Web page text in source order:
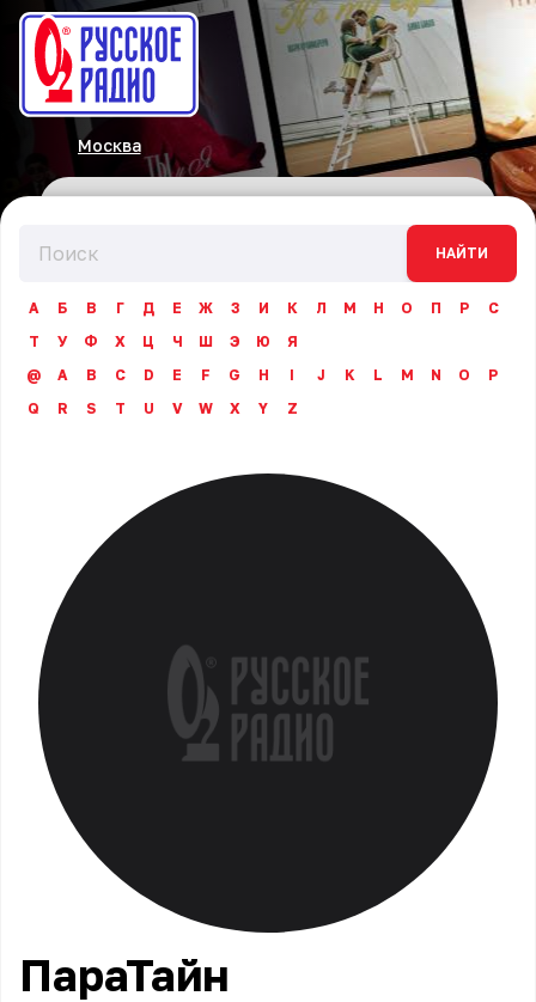
Москва
НАЙТИ
А Б В Г Д Е Ж З И К Л М Н О П Р
С
Т
У Ф Х Ц Ч Ш Э Ю
Я
@
A B C D E F G H I J K L M N O
P
Q
R S T U V W X Y Z
ПараТайн